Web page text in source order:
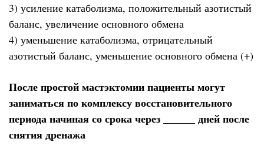
3) усиление катаболизма, положительный азотистый
баланс, увеличение основного обмена
4) уменьшение катаболизма, отрицательный
азотистый баланс, уменьшение основного обмена (+)
После простой мастэктомии пациенты могут
заниматься по комплексу восстановительного
периода начиная со срока через ______ дней после
снятия дренажа